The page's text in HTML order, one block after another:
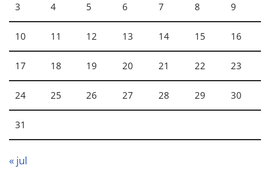
3 4 5 6 7 8 9
10 11 12 13 14 15 16
17 18 19 20 21 22 23
24 25 26 27 28 29 30
31
« jul